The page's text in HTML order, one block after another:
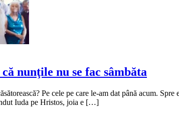
nunţile nu se fac sâmbăta
Pe cele pe care le-am dat până acum.
Iuda pe Hristos, joia e […]